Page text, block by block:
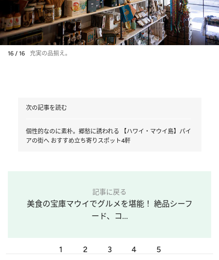
16 / 16 充実の品揃え。
次の記事を読む
個性的なのに素朴。郷愁に誘われる 【ハワイ・マウイ島】パイ
アの街へ おすすめ立ち寄りスポット4軒
記事に戻る
美食の宝庫マウイでグルメを堪能！ 絶品シーフ
ード、コ...
1 2 3 4 5